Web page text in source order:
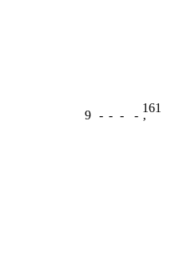
9 - - - -
161
ʼ